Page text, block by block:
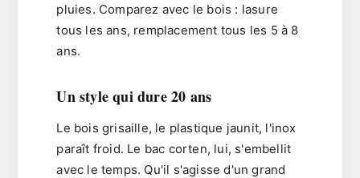
pluies. Comparez avec le bois : lasure
tous les ans, remplacement tous les 5 à 8
ans.
Un style qui dure 20 ans
Le bois grisaille, le plastique jaunit, l'inox
paraît froid. Le bac corten, lui, s'embellit
avec le temps. Qu'il s'agisse d'un grand